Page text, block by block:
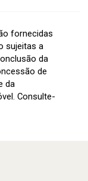
fornecidas
sujeitas a
da
de
da
Consulte-